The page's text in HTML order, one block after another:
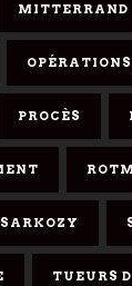
MITTERRAND
PROCÈS
SARKOZY
TUEURS